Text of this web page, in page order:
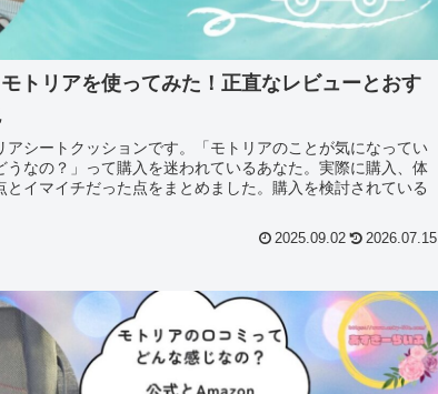
モトリアを使ってみた！正直なレビューとおす
アシートクッションです。「モトリアのことが気になってい
うなの？」って購入を迷われているあなた。実際に購入、体
とイマイチだった点をまとめました。購入を検討されている
2025.09.02 2026.07.15